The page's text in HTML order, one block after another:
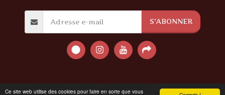
Ce site web utilise des cookies pour faire en sorte que vous
S'ABONNER